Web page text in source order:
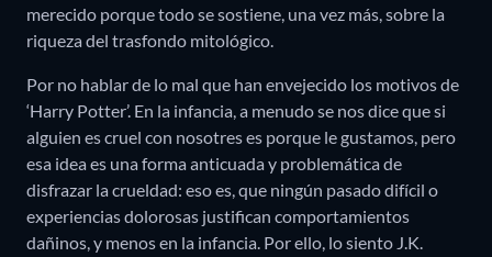
merecido porque todo se sostiene, una vez más, sobre la
riqueza del trasfondo mitológico.
Por no hablar de lo mal que han envejecido los motivos de
‘Harry Potter’. En la infancia, a menudo se nos dice que si
alguien es cruel con nosotres es porque le gustamos, pero
esa idea es una forma anticuada y problemática de
disfrazar la crueldad: eso es, que ningún pasado difícil o
experiencias dolorosas justifican comportamientos
dañinos, y menos en la infancia. Por ello, lo siento J.K.